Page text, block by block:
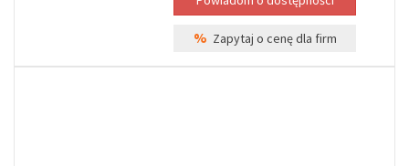
% Zapytaj o cenę dla firm